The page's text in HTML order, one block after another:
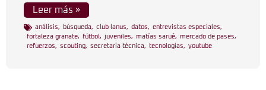
Leer más »
análisis, búsqueda, club lanus, datos, entrevistas especiales,
fortaleza granate, fútbol , juveniles, matías sarué, mercado de pases,
refuerzos, scouting, secretaría técnica, tecnologías, youtube